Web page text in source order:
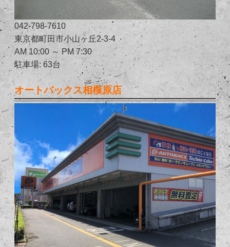
042-798-7610
東京都町田市小山ヶ丘2-3-4
AM 10:00 ～ PM 7:30
駐車場: 63台
オートバックス相模原店